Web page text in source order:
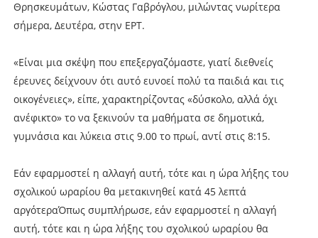
Θρησκευμάτων, Κώστας Γαβρόγλου, μιλώντας νωρίτερα
σήμερα, Δευτέρα, στην ΕΡΤ.
«Είναι μια σκέψη που επεξεργαζόμαστε, γιατί διεθνείς
έρευνες δείχνουν ότι αυτό ευνοεί πολύ τα παιδιά και τις
οικογένειες», είπε, χαρακτηρίζοντας «δύσκολο, αλλά όχι
ανέφικτο» το να ξεκινούν τα μαθήματα σε δημοτικά,
γυμνάσια και λύκεια στις 9.00 το πρωί, αντί στις 8:15.
Εάν εφαρμοστεί η αλλαγή αυτή, τότε και η ώρα λήξης του
σχολικού ωραρίου θα μετακινηθεί κατά 45 λεπτά
αργότεραΌπως συμπλήρωσε, εάν εφαρμοστεί η αλλαγή
αυτή, τότε και η ώρα λήξης του σχολικού ωραρίου θα